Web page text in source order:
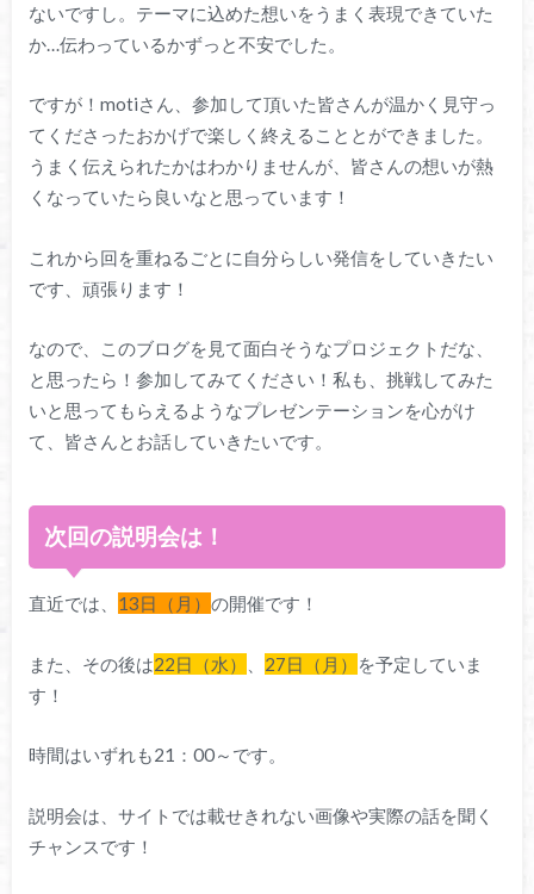
ないですし。テーマに込めた想いをうまく表現できていた
か…伝わっているかずっと不安でした。
ですが！motiさん、参加して頂いた皆さんが温かく見守っ
てくださったおかげで楽しく終えることとができました。
うまく伝えられたかはわかりませんが、皆さんの想いが熱
くなっていたら良いなと思っています！
これから回を重ねるごとに自分らしい発信をしていきたい
です、頑張ります！
なので、このブログを見て面白そうなプロジェクトだな、
と思ったら！参加してみてください！私も、挑戦してみた
いと思ってもらえるようなプレゼンテーションを心がけ
て、皆さんとお話していきたいです。
次回の説明会は！
直近では、 13日（月） の開催です！
また、その後は22日（水） 27日（月）
を予定していま
す！
時間はいずれも21：00～です。
説明会は、サイトでは載せきれない画像や実際の話を聞く
チャンスです！